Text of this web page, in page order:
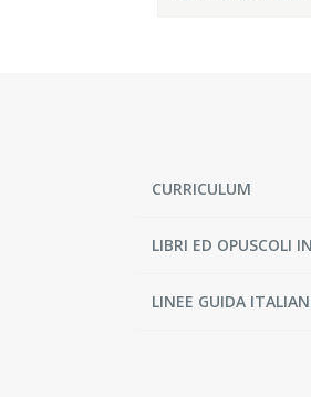
CURRICULUM
LIBRI ED OPUSCOLI
LINEE GUIDA